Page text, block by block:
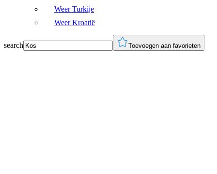
Weer Turkije
Weer Kroatië
search Toevoegen aan favorieten